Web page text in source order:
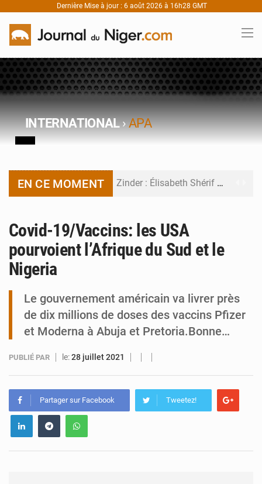
Dernière Mise à jour : 6 août 2026 à 16h28 GMT
INTERNATIONAL›APA
EN CE MOMENT Zinder : Élisabeth Shérif visite l’école Birni Garçon
Covid-19/Vaccins: les USA
pourvoient l’Afrique du Sud et le
Nigeria
Le gouvernement américain va livrer près
de dix millions de doses des vaccins Pfizer
et Moderna à Abuja et Pretoria.Bonne…
PUBLIÉ PAR le:28 juillet 2021
Partager sur Facebook Tweetez!